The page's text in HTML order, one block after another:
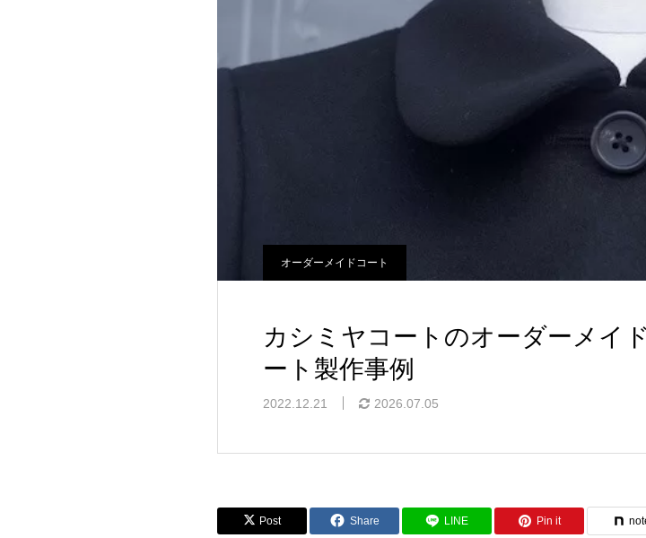
オーダーメイドコート
カシミヤコートのオーダーメイ
ート製作事例
2022.12.21 2026.07.05
Post Share LINE Pin it